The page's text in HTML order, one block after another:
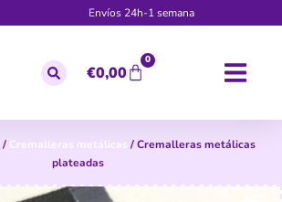
Envíos 24h-1 semana
€0,00
0
/ Cremalleras metálicas / Cremalleras metálicas
plateadas